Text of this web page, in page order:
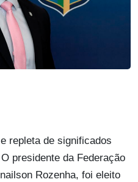
repleta de significados
presidente da Federação
Rozenha, foi eleito